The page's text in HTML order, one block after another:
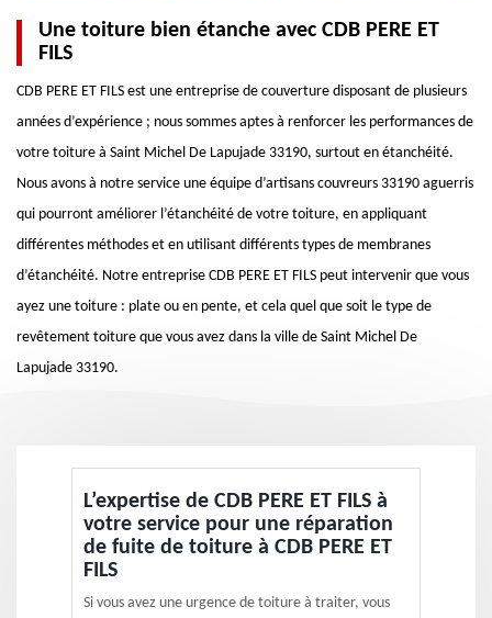
Une toiture bien étanche avec CDB PERE ET
FILS
CDB PERE ET FILS est une entreprise de couverture disposant de plusieurs
années d’expérience ; nous sommes aptes à renforcer les performances de
votre toiture à Saint Michel De Lapujade 33190, surtout en étanchéité.
Nous avons à notre service une équipe d’artisans couvreurs 33190 aguerris
qui pourront améliorer l’étanchéité de votre toiture, en appliquant
différentes méthodes et en utilisant différents types de membranes
d’étanchéité. Notre entreprise CDB PERE ET FILS peut intervenir que vous
ayez une toiture : plate ou en pente, et cela quel que soit le type de
revêtement toiture que vous avez dans la ville de Saint Michel De
Lapujade 33190.
L’expertise de CDB PERE ET FILS à
votre service pour une réparation
de fuite de toiture à CDB PERE ET
FILS
Si vous avez une urgence de toiture à traiter, vous